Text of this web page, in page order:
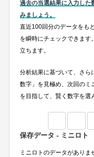
過去の当選結果に入力した
みましょう。
直近100回分のデータをも
を瞬時にチェックできます
立ちます。
分析結果に基づいて、さら
数字」を見極め、次回のミ
を目指して、賢く数字を選
保存データ - ミニロト
ミニロトのデータがありま